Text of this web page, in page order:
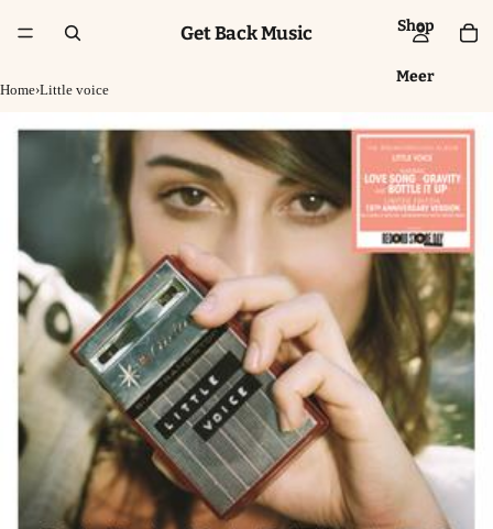
Shop
Meer
Get Back Music
Home›Little voice